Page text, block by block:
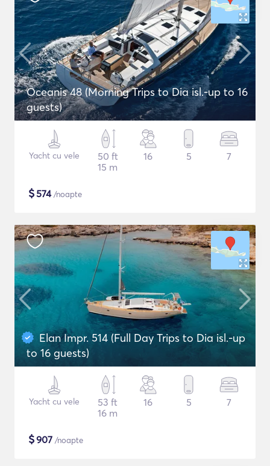
Oceanis 48 (Morning Trips to Dia isl.-up to 16
guests)
Yacht cu vele
50 ft
15 m
16 5 7
$574/noapte
Elan Impr. 514 (Full Day Trips to Dia isl.-up
to 16 guests)
Yacht cu vele
53 ft
16 m
16 5 7
$907 /noapte